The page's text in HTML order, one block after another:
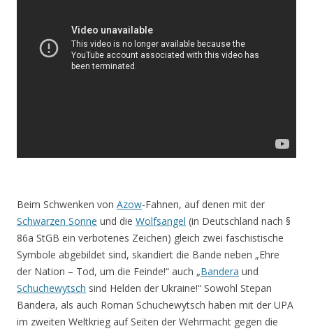
Beim Schwenken von Azow-Fahnen, auf denen mit der
Schwarzen Sonne und die Wolfsangel (in Deutschland nach §
86a StGB ein verbotenes Zeichen) gleich zwei faschistische
Symbole abgebildet sind, skandiert die Bande neben „Ehre
der Nation – Tod, um die Feinde!“ auch „Bandera und
Schuchewytsch sind Helden der Ukraine!“ Sowohl Stepan
Bandera, als auch Roman Schuchewytsch haben mit der UPA
im zweiten Weltkrieg auf Seiten der Wehrmacht gegen die